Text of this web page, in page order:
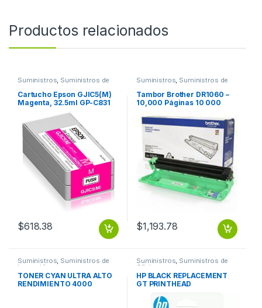
Productos relacionados
Suministros, Suministros de
Impresión
Cartucho Epson GJIC5(M)
Magenta, 32.5ml GP-C831
$618.38
Suministros, Suministros de
Impresión
Tambor Brother DR1060 –
10,000 Páginas 10 000
$1,193.78
Suministros, Suministros de
Impresión
TONER CYAN ULTRA ALTO
RENDIMIENTO 4000
Suministros, Suministros de
Oficina
HP BLACK REPLACEMENT
GT PRINTHEAD